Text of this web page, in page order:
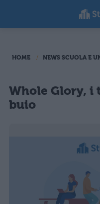
HOME NEWS SCUOLA E
Whole Glory, i
buio